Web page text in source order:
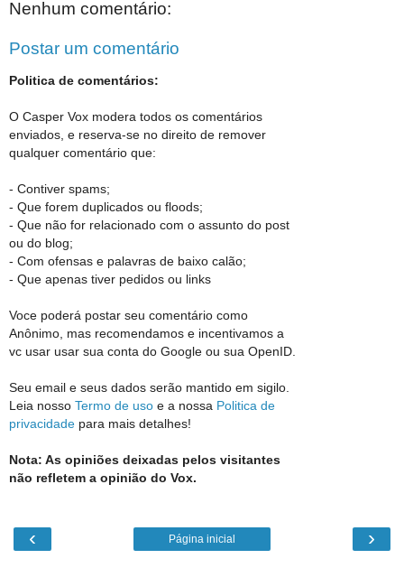
Nenhum comentário:
Postar um comentário
Politica de comentários:
O Casper Vox modera todos os comentários
enviados, e reserva-se no direito de remover
qualquer comentário que:
- Contiver spams;
- Que forem duplicados ou floods;
- Que não for relacionado com o assunto do post
ou do blog;
- Com ofensas e palavras de baixo calão;
- Que apenas tiver pedidos ou links
Voce poderá postar seu comentário como
Anônimo, mas recomendamos e incentivamos a
vc usar usar sua conta do Google ou sua OpenID.
Seu email e seus dados serão mantido em sigilo.
Leia nosso Termo de uso e a nossa Politica de
privacidade para mais detalhes!
Nota: As opiniões deixadas pelos visitantes
não refletem a opinião do Vox.
‹ ›
Página inicial